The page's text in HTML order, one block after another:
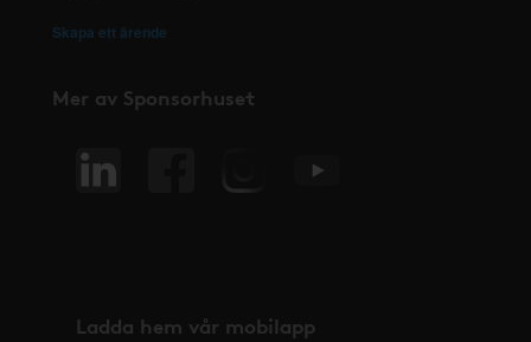
Skapa ett ärende
Mer av Sponsorhuset
Ladda hem vår mobilapp